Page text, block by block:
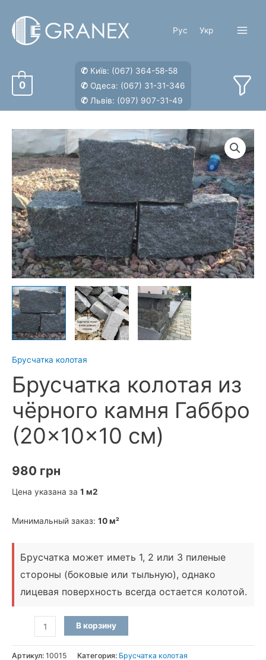
содержимому
Рус Укр
0
✆ Київ: (067) 364-58-58
✆ Одеса: (067) 31-31-346
✆ Львів: (097) 907-31-49
Брусчатка колотая
Брусчатка колотая из
чёрного камня Габбро
(20×10×10 см)
980 грн
Цена указана за 1 м2
Минимальный заказ: 10 м²
Брусчатка может иметь 1, 2 или 3 пиленые
стороны (боковые или тыльную), однако
лицевая поверхность всегда остается колотой.
Количество
товара
Брусчатка
В корзину
Артикул: 10015 Категория: Брусчатка колотая